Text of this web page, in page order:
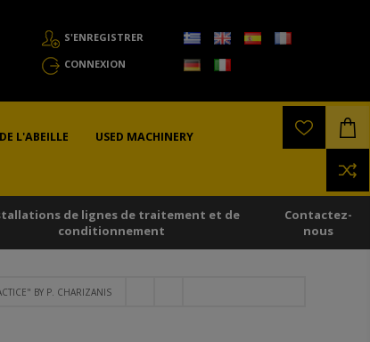
S'ENREGISTRER
CONNEXION
L'ABEILLE
USED MACHINERY
de lignes de traitement et de
conditionnement
Contactez-
nous
BY P. CHARIZANIS